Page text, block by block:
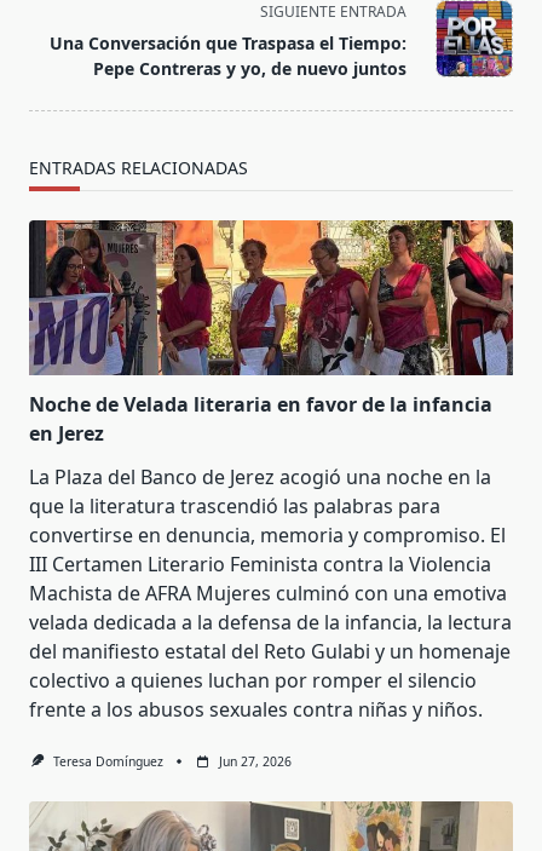
text">Página</span>
SIGUIENTE ENTRADA
Una Conversación que Traspasa el Tiempo:
Pepe Contreras y yo, de nuevo juntos
ENTRADAS RELACIONADAS
Noche de Velada literaria en favor de la infancia
en Jerez
La Plaza del Banco de Jerez acogió una noche en la
que la literatura trascendió las palabras para
convertirse en denuncia, memoria y compromiso. El
III Certamen Literario Feminista contra la Violencia
Machista de AFRA Mujeres culminó con una emotiva
velada dedicada a la defensa de la infancia, la lectura
del manifiesto estatal del Reto Gulabi y un homenaje
colectivo a quienes luchan por romper el silencio
frente a los abusos sexuales contra niñas y niños.
Teresa Domínguez Jun 27, 2026